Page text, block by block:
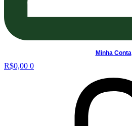
Minha Conta
R$0,00 0